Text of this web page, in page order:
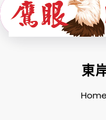
東
Home